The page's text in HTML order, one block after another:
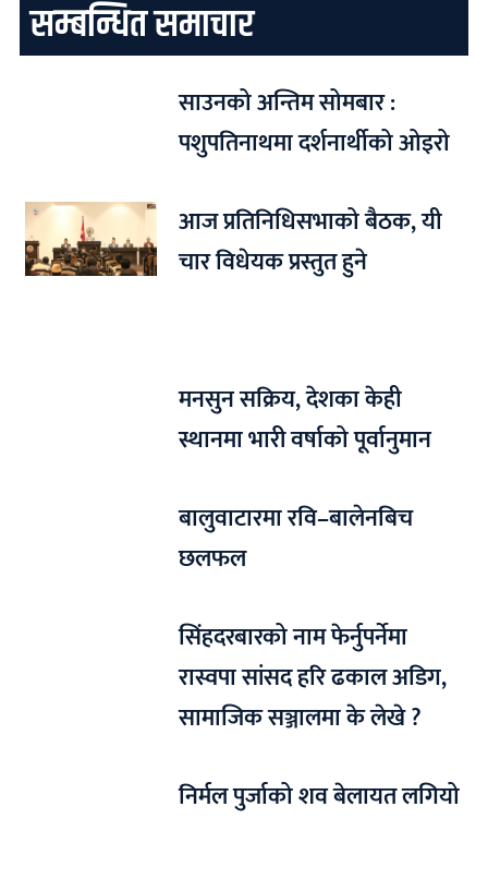
सम्बन्धित समाचार
साउनको अन्तिम सोमबार :
पशुपतिनाथमा दर्शनार्थीको ओइरो
आज प्रतिनिधिसभाको बैठक, यी
चार विधेयक प्रस्तुत हुने
मनसुन सक्रिय, देशका केही
स्थानमा भारी वर्षाको पूर्वानुमान
बालुवाटारमा रवि–बालेनबिच
छलफल
सिंहदरबारको नाम फेर्नुपर्नेमा
रास्वपा सांसद हरि ढकाल अडिग,
सामाजिक सञ्जालमा के लेखे ?
निर्मल पुर्जाको शव बेलायत लगियो